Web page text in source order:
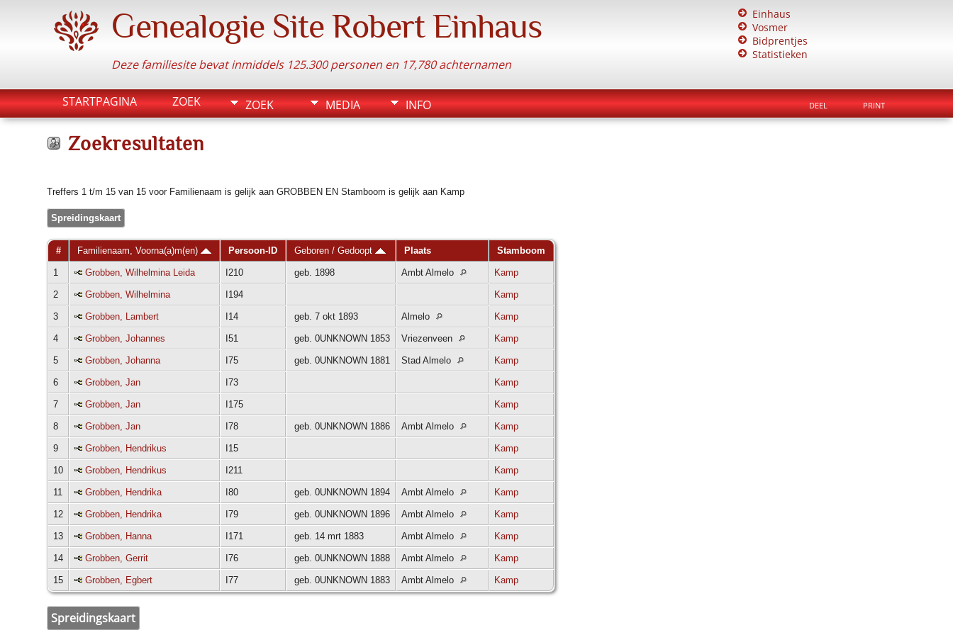
Genealogie Site Robert Einhaus
Deze familiesite bevat inmiddels 125.300 personen en 17,780 achternamen
Einhaus
Vosmer
Bidprentjes
Statistieken
ZOEK MEDIA INFO
STARTPAGINA ZOEK DEEL PRINT
Zoekresultaten
Treffers 1 t/m 15 van 15 voor Familienaam is gelijk aan GROBBEN EN Stamboom is gelijk aan Kamp
Spreidingskaart
# Familienaam, Voorna(a)m(en) Persoon-ID Geboren / Gedoopt Plaats Stamboom
1 Grobben, Wilhelmina Leida I210 geb. 1898 Ambt Almelo Kamp
2 Grobben, Wilhelmina I194 Kamp
3 Grobben, Lambert I14 geb. 7 okt 1893 Almelo Kamp
4 Grobben, Johannes I51 geb. 0UNKNOWN 1853 Vriezenveen Kamp
5 Grobben, Johanna I75 geb. 0UNKNOWN 1881 Stad Almelo Kamp
6 Grobben, Jan I73 Kamp
7 Grobben, Jan I175 Kamp
8 Grobben, Jan I78 geb. 0UNKNOWN 1886 Ambt Almelo Kamp
9 Grobben, Hendrikus I15 Kamp
10 Grobben, Hendrikus I211 Kamp
11 Grobben, Hendrika I80 geb. 0UNKNOWN 1894 Ambt Almelo Kamp
12 Grobben, Hendrika I79 geb. 0UNKNOWN 1896 Ambt Almelo Kamp
13 Grobben, Hanna I171 geb. 14 mrt 1883 Ambt Almelo Kamp
14 Grobben, Gerrit I76 geb. 0UNKNOWN 1888 Ambt Almelo Kamp
15 Grobben, Egbert I77 geb. 0UNKNOWN 1883 Ambt Almelo Kamp
Spreidingskaart